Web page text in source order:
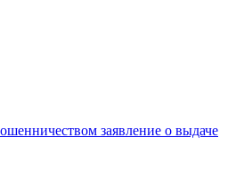
заявление о выдаче